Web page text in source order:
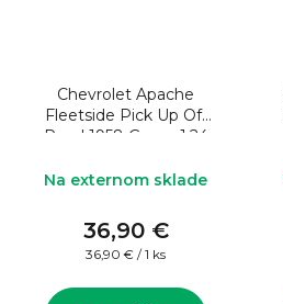
Chevrolet Apache
Fleetside Pick Up Off
Road 1958 Green 1:24
Na externom sklade
36,90 €
Jednotková
36,90 € / 1 ks